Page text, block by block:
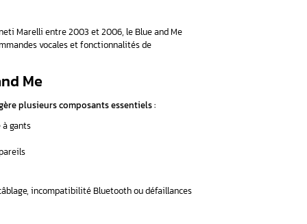
pourquoi tombe-t-il en panne ?
Me et où localiser le boîtier ?